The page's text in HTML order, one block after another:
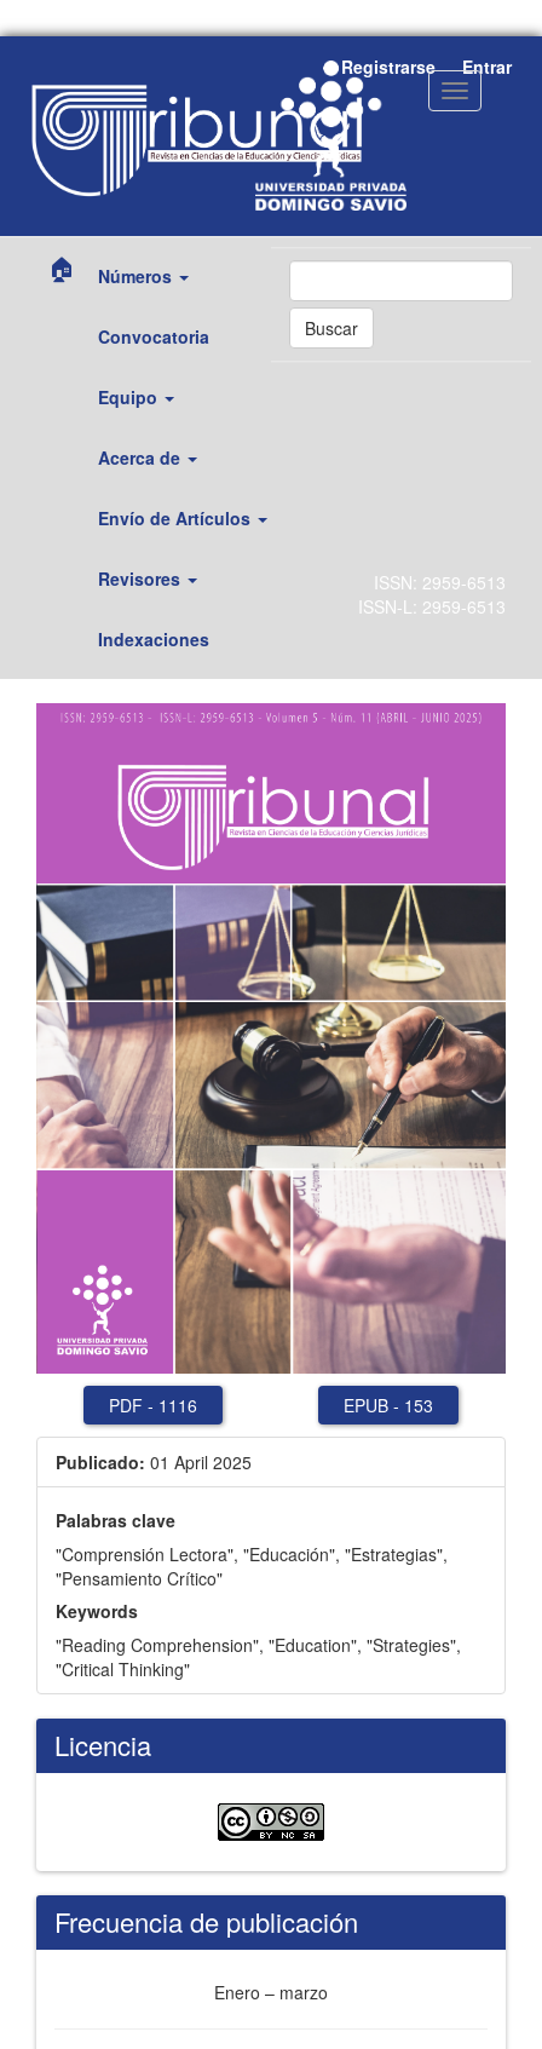
Contenido
principal
Barra
lateral
Registrarse
Entrar
Toggle
navigation
🏠 Números
Convocatoria
Equipo
Acerca de
Envío de Artículos
Revisores
Indexaciones
Buscar
PDF- 1116 EPUB - 153
Publicado: 01 April 2025
Palabras clave
"Comprensión Lectora", "Educación", "Estrategias",
"Pensamiento Crítico"
Keywords
"Reading Comprehension", "Education", "Strategies",
"Critical Thinking"
Licencia
Frecuencia de publicación
Enero – marzo